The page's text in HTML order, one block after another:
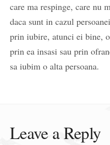
care ma respinge, care nu
daca sunt in cazul
prin iubire, atunci ei bine,
prin ea insasi sau prin
sa iubim o alta persoana.
Leave a Reply